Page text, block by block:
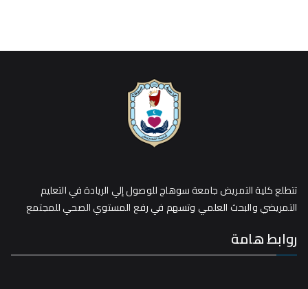
تتطلع كلية التمريض جامعة سوهاج للوصول إلي الريادة في التعليم
التمريضي والبحث العلمي وتسهم في رفع المستوي الصحي للمجتمع
روابط هامة